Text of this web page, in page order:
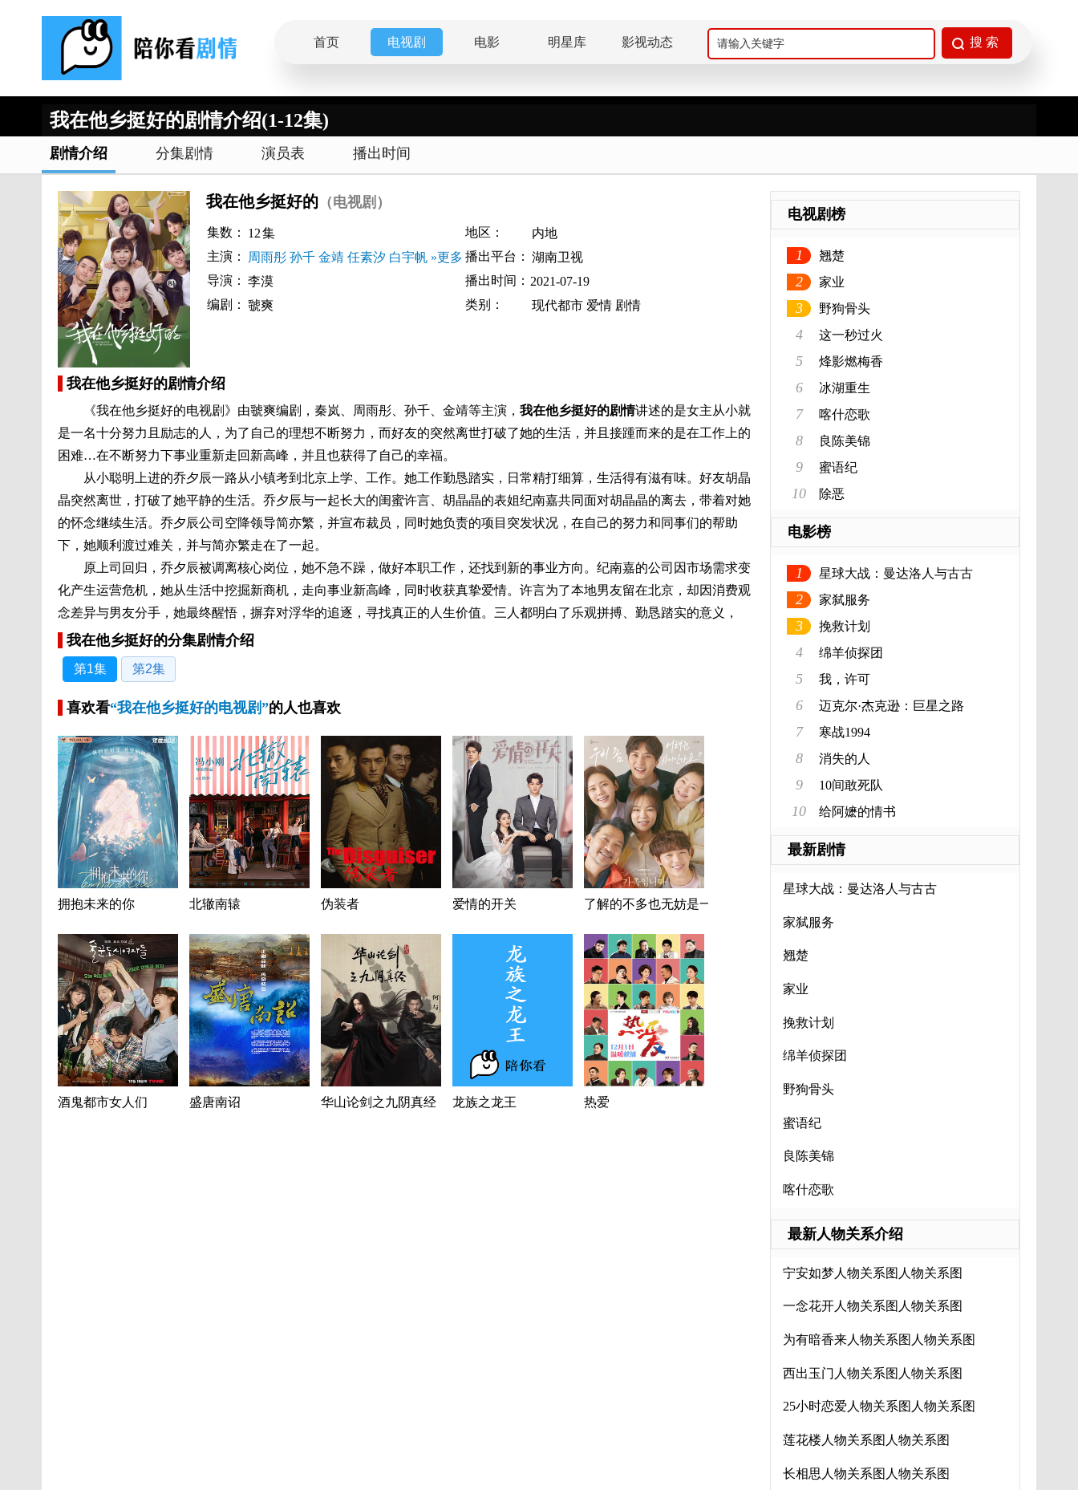
首页 电视剧 电影 明星库 影视动态
我在他乡挺好的剧情介绍(1-12集)
剧情介绍 分集剧情 演员表 播出时间
我在他乡挺好的 （电视剧）
集数： 12集 地区：
内地
主演：
周雨彤 孙千 金靖 任素汐 白宇帆 »更多 播出平台： 湖南卫视
导演： 李漠 播出时间： 2021-07-19
编剧： 虢爽 类别： 现代都市 爱情 剧情
我在他乡挺好的剧情介绍
《我在他乡挺好的电视剧》由虢爽编剧，秦岚、周雨彤、孙千、金靖等主演， 我在他乡挺好的剧情讲述的是女主从小就
是一名十分努力且励志的人，为了自己的理想不断努力，而好友的突然离世打破了她的生活，并且接踵而来的是在工作上的
困难…在不断努力下事业重新走回新高峰，并且也获得了自己的幸福。
从小聪明上进的乔夕辰一路从小镇考到北京上学、工作。她工作勤恳踏实，日常精打细算，生活得有滋有味。好友胡晶
晶突然离世，打破了她平静的生活。乔夕辰与一起长大的闺蜜许言、胡晶晶的表姐纪南嘉共同面对胡晶晶的离去，带着对她
的怀念继续生活。乔夕辰公司空降领导简亦繁，并宣布裁员，同时她负责的项目突发状况，在自己的努力和同事们的帮助
下，她顺利渡过难关，并与简亦繁走在了一起。
原上司回归，乔夕辰被调离核心岗位，她不急不躁，做好本职工作，还找到新的事业方向。纪南嘉的公司因市场需求变
化产生运营危机，她从生活中挖掘新商机，走向事业新高峰，同时收获真挚爱情。许言为了本地男友留在北京，却因消费观
念差异与男友分手，她最终醒悟，摒弃对浮华的追逐，寻找真正的人生价值。三人都明白了乐观拼搏、勤恳踏实的意义，
我在他乡挺好的分集剧情介绍
第1集 第2集
喜欢看“我在他乡挺好的电视剧”的人也喜欢
拥抱未来的你 北辙南辕 伪装者 爱情的开关 了解的不多也无妨是一家人
酒鬼都市女人们 盛唐南诏 华山论剑之九阴真经 龙族之龙王 热爱
电视剧榜
1 翘楚
2 家业
3 野狗骨头
4 这一秒过火
5 烽影燃梅香
6 冰湖重生
7 喀什恋歌
8 良陈美锦
9 蜜语纪
10 除恶
电影榜
1 星球大战：曼达洛人与古古
2 家弑服务
3 挽救计划
4 绵羊侦探团
5 我，许可
6 迈克尔·杰克逊：巨星之路
7 寒战1994
8 消失的人
9 10间敢死队
10 给阿嬷的情书
最新剧情
星球大战：曼达洛人与古古
家弑服务
翘楚
家业
挽救计划
绵羊侦探团
野狗骨头
蜜语纪
良陈美锦
喀什恋歌
最新人物关系介绍
宁安如梦人物关系图人物关系图
一念花开人物关系图人物关系图
为有暗香来人物关系图人物关系图
西出玉门人物关系图人物关系图
25小时恋爱人物关系图人物关系图
莲花楼人物关系图人物关系图
长相思人物关系图人物关系图